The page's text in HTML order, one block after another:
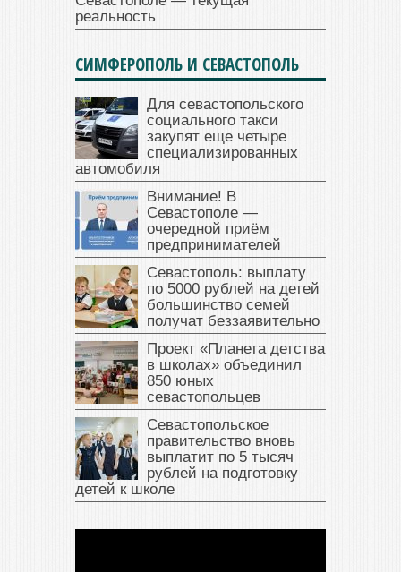
реальность
СИМФЕРОПОЛЬ И СЕВАСТОПОЛЬ
Для севастопольского
социального такси
закупят еще четыре
специализированных
автомобиля
Внимание! В
Севастополе —
очередной приём
предпринимателей
Севастополь: выплату
по 5000 рублей на детей
большинство семей
получат беззаявительно
Проект «Планета детства
в школах» объединил
850 юных
севастопольцев
Севастопольское
правительство вновь
выплатит по 5 тысяч
рублей на подготовку
детей к школе